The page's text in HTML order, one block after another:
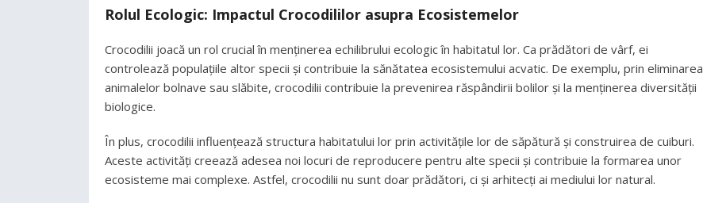
Rolul Ecologic: Impactul Crocodililor asupra Ecosistemelor
Crocodilii joacă un rol crucial în menținerea echilibrului ecologic în habitatul lor. Ca prădători de vârf, ei
controlează populațiile altor specii și contribuie la sănătatea ecosistemului acvatic. De exemplu, prin eliminarea
animalelor bolnave sau slăbite, crocodilii contribuie la prevenirea răspândirii bolilor și la menținerea diversității
biologice.
În plus, crocodilii influențează structura habitatului lor prin activitățile lor de săpătură și construirea de cuiburi.
Aceste activități creează adesea noi locuri de reproducere pentru alte specii și contribuie la formarea unor
ecosisteme mai complexe. Astfel, crocodilii nu sunt doar prădători, ci și arhitecți ai mediului lor natural.